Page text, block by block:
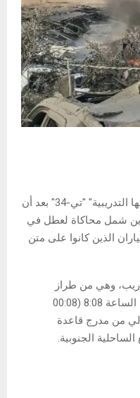
أوقفت القوات الجوية التايوانية رحلاتها التدريبية" "تي-34" بعد أن
شمل محاكاة لعطل في
الذين كانوا على متن
وهي من طراز
مروحي ذو محرك واحد، تحطمت في الساعة 8:08 (00:08
من مدرج قاعدة
الجنوبية.